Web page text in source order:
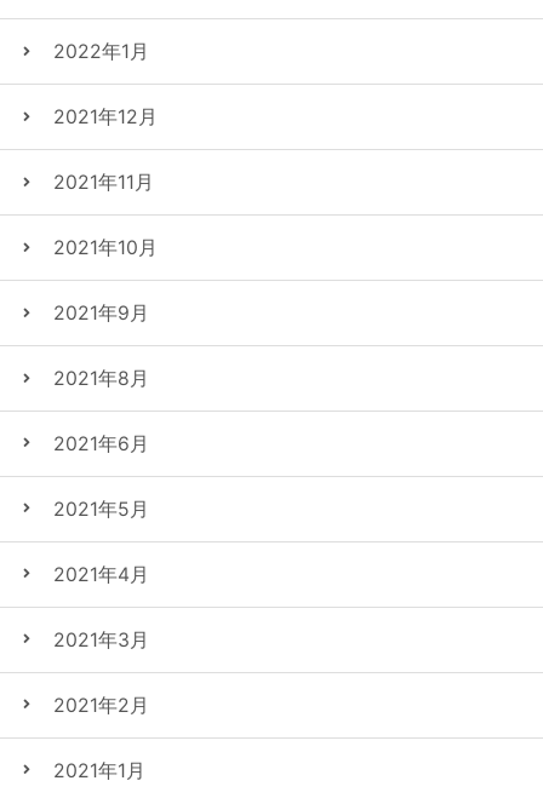
2022年1月
2021年12月
2021年11月
2021年10月
2021年9月
2021年8月
2021年6月
2021年5月
2021年4月
2021年3月
2021年2月
2021年1月